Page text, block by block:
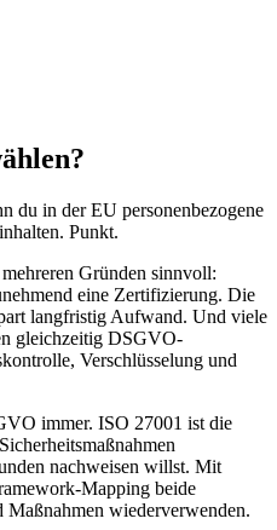
du in der EU personenbezogene
Punkt.
Gründen sinnvoll:
eine Zertifizierung. Die
langfristig Aufwand. Und viele
gleichzeitig DSGVO-
Verschlüsselung und
immer. ISO 27001 ist die
nachweisen willst. Mit
Mapping beide
Maßnahmen wiederverwenden.